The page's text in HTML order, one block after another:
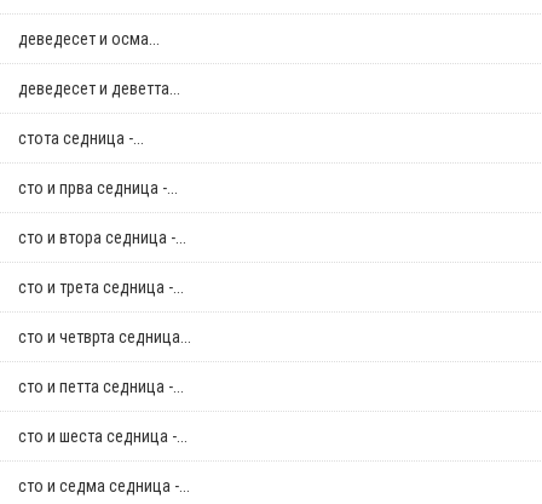
деведесет и осма...
деведесет и деветта...
стотa седница -...
сто и прва седница -...
сто и втора седница -...
сто и трета седница -...
сто и четврта седница...
сто и петта седница -...
сто и шеста седница -...
сто и седма седница -...